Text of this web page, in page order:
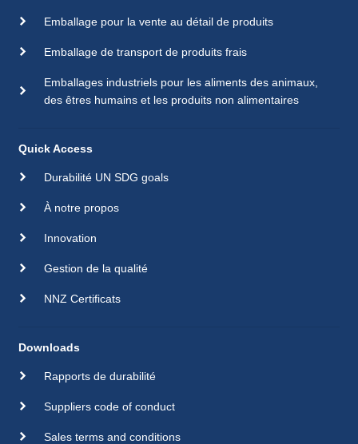
Emballage pour la vente au détail de produits
Emballage de transport de produits frais
Emballages industriels pour les aliments des animaux,
des êtres humains et les produits non alimentaires
Quick Access
Durabilité UN SDG goals
À notre propos
Innovation
Gestion de la qualité
NNZ Certificats
Downloads
Rapports de durabilité
Suppliers code of conduct
Sales terms and conditions